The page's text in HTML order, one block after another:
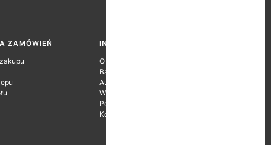
ZAMÓWIEŃ
INFORMACJE O FIRMIE
O firmie
Baza wiedzy
Autoryzacje Producentów
Wyróżnienia
Polityka prywatności
Kontakt